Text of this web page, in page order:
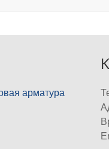
арматура